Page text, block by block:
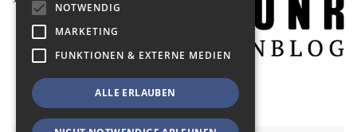
NOTWENDIG
MARKETING
FUNKTIONEN & EXTERNE MEDIEN
ALLE ERLAUBEN